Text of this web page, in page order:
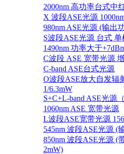
2000nm 高功率台式中
X 波段ASE光源
980nm ASE光源 (输出
S波段ASE光源 台式
1490nm 功率大于+7dBm
C波段 ASE 宽带光源
C-band ASE台式光源
O波段ASE放大自发辐
1/6.3mW
S+C+L-band ASE光源
1060nm ASE 宽带光源
L波段ASE宽带光源
545nm 波段ASE光源 (
850nm 波段ASE光源 (
2mW)